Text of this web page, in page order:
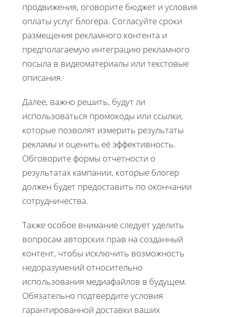
продвижения, оговорите бюджет и условия
оплаты услуг блогера. Согласуйте сроки
размещения рекламного контента и
предполагаемую интеграцию рекламного
посыла в видеоматериалы или текстовые
описания.
Далее, важно решить, будут ли
использоваться промокоды или ссылки,
которые позволят измерить результаты
рекламы и оценить её эффективность.
Обговорите формы отчетности о
результатах кампании, которые блогер
должен будет предоставить по окончании
сотрудничества.
Также особое внимание следует уделить
вопросам авторских прав на созданный
контент, чтобы исключить возможность
недоразумений относительно
использования медиафайлов в будущем.
Обязательно подтвердите условия
гарантированной доставки ваших